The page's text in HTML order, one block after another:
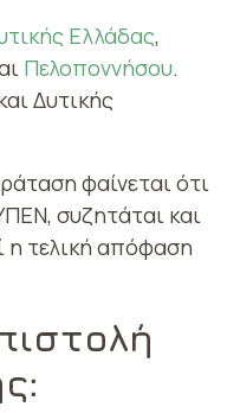
Ελλάδας,
Πελοποννήσου.
Δυτικής
φαίνεται ότι
συζητάται και
η τελική απόφαση